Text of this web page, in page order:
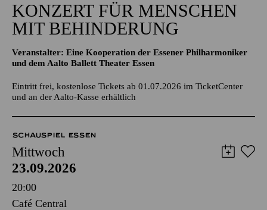
KONZERT FÜR MENSCHEN
MIT BEHINDERUNG
Veranstalter: Eine Kooperation der Essener Philharmoniker
und dem Aalto Ballett Theater Essen
Eintritt frei, kostenlose Tickets ab 01.07.2026 im TicketCenter
und an der Aalto-Kasse erhältlich
SCHAUSPIEL ESSEN
Mittwoch
23.09.2026
20:00
Café Central